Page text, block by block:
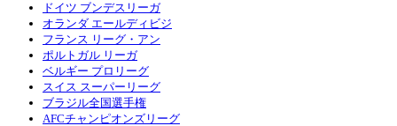
ドイツ ブンデスリーガ
オランダ エールディビジ
フランス リーグ・アン
ポルトガル リーガ
ベルギー プロリーグ
スイス スーパーリーグ
ブラジル全国選手権
AFCチャンピオンズリーグ